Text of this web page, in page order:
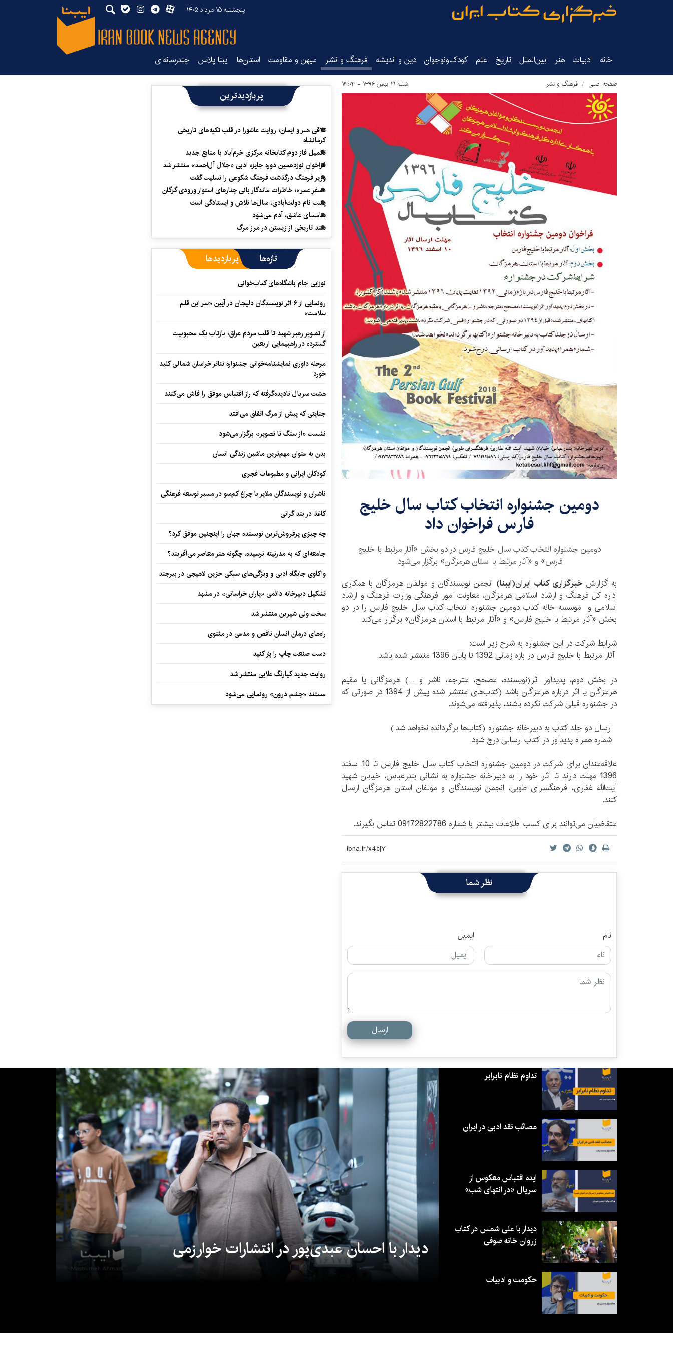
پنجشنبه ۱۵ مرداد ۱۴۰۵
خانه ادبیات هنر بین‌الملل تاریخ‌ علم کودک‌ونوجوان دین و اندیشه فرهنگ و نشر میهن و مقاومت استان‌ها ایبنا پلاس چندرسانه‌ای
صفحه اصلی فرهنگ و نشر شنبه ۲۱ بهمن ۱۳۹۶ - ۱۴:۰۴
دومین جشنواره انتخاب کتاب سال خلیج
فارس فراخوان داد
دومین جشنواره انتخاب کتاب سال خلیج فارس در دو بخش «آثار مرتبط با خلیج
فارس» و «آثار مرتبط با استان هرمزگان» برگزار می‌شود.
به گزارش خبرگزاری کتاب ایران‌(ایبنا) انجمن نویسندگان و مولفان هرمزگان با همکاری
اداره کل فرهنگ و ارشاد اسلامی هرمزگان، معاونت امور فرهنگی وزارت فرهنگ و ارشاد
اسلامی و موسسه خانه کتاب دومین جشنواره انتخاب کتاب سال خلیج فارس را در دو
بخش «آثار مرتبط با خلیج فارس» و «آثار مرتبط با استان هرمزگان» برگزار می‌کند.
شرایط شرکت در این جشنواره به شرح زیر است:
آثار مرتبط با خلیج فارس در بازه زمانی 1392 تا پایان 1396 منتشر شده باشد.
در بخش دوم، پدیدآور اثر(نویسنده، مصحح، مترجم، ناشر و ...) هرمزگانی یا مقیم
هرمزگان یا اثر درباره هرمزگان باشد (کتاب‌های منتشر شده پیش از 1394 در صورتی که
در جشنواره قبلی شرکت نکرده باشند، پذیرفته می‌شوند.
ارسال دو جلد کتاب به دبیرخانه جشنواره (کتاب‌ها برگردانده نخواهد شد.)
شماره همراه پدیدآور در کتاب ارسالی درج شود.
علاقه‌مندان برای شرکت در دومین جشنواره انتخاب کتاب سال خلیج فارس تا 10 اسفند
1396 مهلت دارند تا آثار خود را به دبیرخانه جشنواره به نشانی بندرعباس، خیابان شهید
آیت‌الله غفاری، فرهنگسرای طوبی، انجمن نویسندگان و مولفان استان هرمزگان ارسال
کنند.
متقاضیان می‌توانند برای کسب اطلاعات بیشتر با شماره 09172822786 تماس بگیرند.
نظر شما
نام ایمیل
ارسال
پربازدیدترین
تلاقی هنر و ایمان؛ روایت عاشورا در قلب تکیه‌های تاریخی
کرمانشاه
تکمیل فاز دوم کتابخانه مرکزی خرم‌آباد با منابع جدید
فراخوان نوزدهمین دوره جایزه ادبی «جلال آل‌احمد» منتشر شد
وزیر فرهنگ درگذشت فرهنگ شکوهی را تسلیت گفت
«سفرِ عمر»؛ خاطرات ماندگار بانی چنارهای استوار ورودی گرگان
پشت نام دولت‌آبادی، سال‌ها تلاش و ایستادگی است
سامسای عاشق، آدم می‌شود
سند تاریخی از زیستن در مرز مرگ
تازه‌ها پربازدیدها
نوزایی جام باشگاه‌های کتاب‌خوانی
رونمایی از ۶ اثر نویسندگان دلیجان در آیین «سر این قلم
سلامت»
از تصویر رهبر شهید تا قلب مردم عراق؛ بازتاب یک محبوبیت
گسترده در راهپیمایی اربعین
مرحله داوری نمایشنامه‌خوانی جشنواره تئاتر خراسان شمالی کلید
خورد
هشت سریال نادیده‌گرفته که راز اقتباس موفق را فاش می‌کنند
جنایتی که پیش از مرگ اتفاق می‌افتد
نشست «از سنگ تا تصویر» برگزار می‌شود
بدن به عنوان مهم‌ترین ماشین زندگی انسان
کودکان ایرانی و مطبوعات قجری
ناشران و نویسندگان ملایر با چراغ کم‌سو در مسیر توسعه فرهنگی
کاغذ در بند گرانی
چه چیزی پرفروش‌ترین نویسنده جهان را اینچنین موفق کرد؟
جامعه‌ای که به مدرنیته نرسیده، چگونه هنر معاصر می‌آفریند؟
واکاوی جایگاه ادبی و ویژگی‌های سبکی حزین لاهیجی در بیرجند
تشکیل دبیرخانه دائمی «یاران خراسانی» در مشهد
سخت ولی شیرین منتشر شد
راه‌های درمان انسان ناقص و مدعی در مثنوی
دست صنعت چاپ را پرُ کنید
روایت جدید کیارنگ علایی منتشر شد
مستند «چشم درون» رونمایی می‌شود
دیدار با احسان عبدی‌پور در انتشارات خوارزمی
تداوم نظام نابرابر
مصائب نقد ادبی در ایران
ایده اقتباس معکوس از
سریال «در انتهای شب»
دیدار با علی شمس در کتاب
زروان خانه صوفی
حکومت و ادبیات